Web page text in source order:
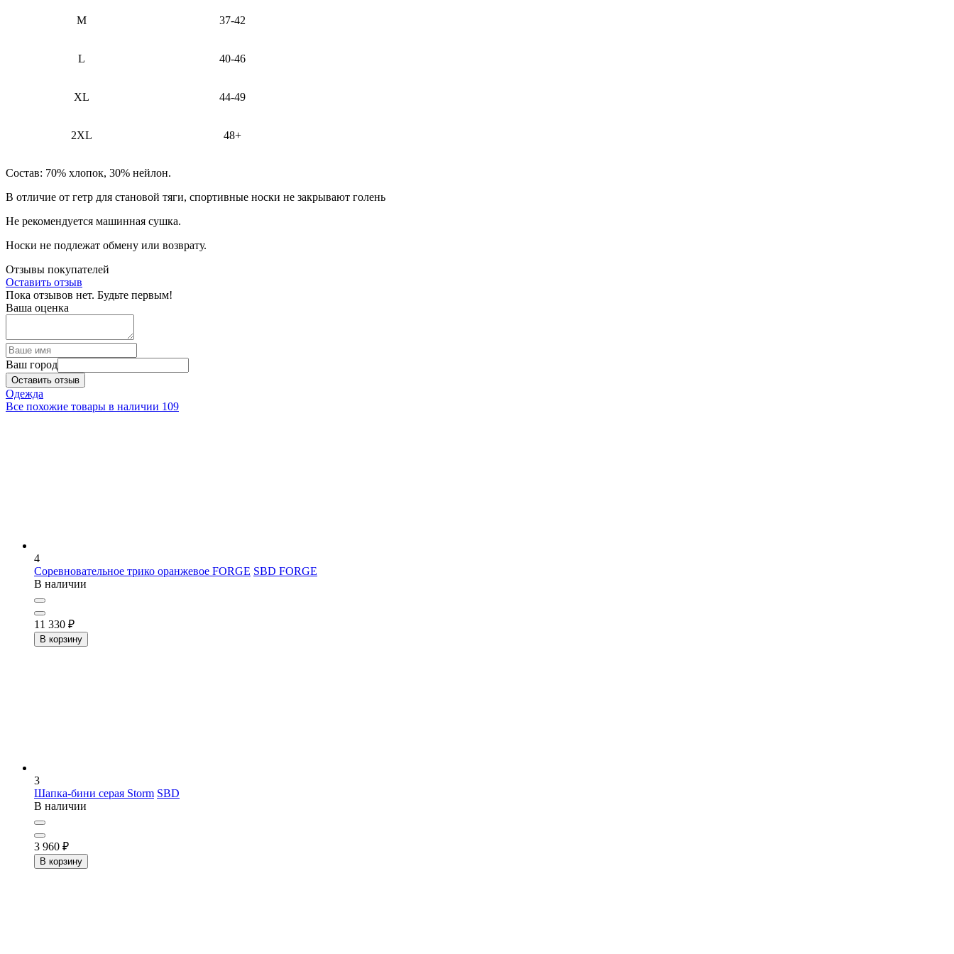
M 37-42
L 40-46
XL 44-49
2XL 48+
Состав: 70% хлопок, 30% нейлон.
В отличие от гетр для становой тяги, спортивные носки не закрывают голень
Не рекомендуется машинная сушка.
Носки не подлежат обмену или возврату.
Отзывы покупателей
Оставить отзыв
Пока отзывов нет. Будьте первым!
Ваша оценка
Ваш город
Оставить отзыв
Одежда
Все похожие товары в наличии 109
4
Соревновательное трико оранжевое FORGE SBD FORGE
В наличии
11 330 ₽
В корзину
3
Шапка-бини серая Storm SBD
В наличии
3 960 ₽
В корзину